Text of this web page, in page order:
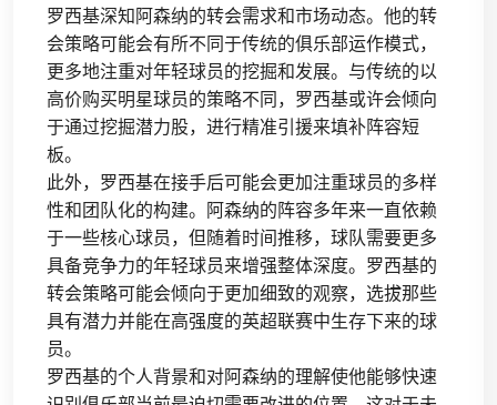
罗西基深知阿森纳的转会需求和市场动态。他的转
会策略可能会有所不同于传统的俱乐部运作模式，
更多地注重对年轻球员的挖掘和发展。与传统的以
高价购买明星球员的策略不同，罗西基或许会倾向
于通过挖掘潜力股，进行精准引援来填补阵容短
板。
此外，罗西基在接手后可能会更加注重球员的多样
性和团队化的构建。阿森纳的阵容多年来一直依赖
于一些核心球员，但随着时间推移，球队需要更多
具备竞争力的年轻球员来增强整体深度。罗西基的
转会策略可能会倾向于更加细致的观察，选拔那些
具有潜力并能在高强度的英超联赛中生存下来的球
员。
罗西基的个人背景和对阿森纳的理解使他能够快速